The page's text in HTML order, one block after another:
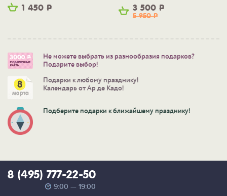
1 450 Р
3 500 Р
5 950Р
Не можете выбрать из разнообразия подарков?
Подарите выбор!
Подарки к любому празднику!
Календарь от Ар де Кадо!
Подберите подарки к ближайшему празднику!
8 (495) 777-22-50
9:00 — 19:00